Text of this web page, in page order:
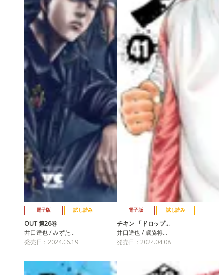
電子版 試し読み
OUT 第26巻
井口達也 / みずた…
発売日：2024.06.19
電子版 試し読み
チキン 「ドロップ…
井口達也 / 歳脇将…
発売日：2024.04.08